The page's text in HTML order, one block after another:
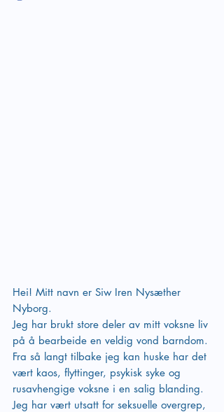
Hei! Mitt navn er Siw Iren Nysæther
Nyborg.
Jeg har brukt store deler av mitt voksne liv
på å bearbeide en veldig vond barndom.
Fra så langt tilbake jeg kan huske har det
vært kaos, flyttinger, psykisk syke og
rusavhengige voksne i en salig blanding.
Jeg har vært utsatt for seksuelle overgrep,